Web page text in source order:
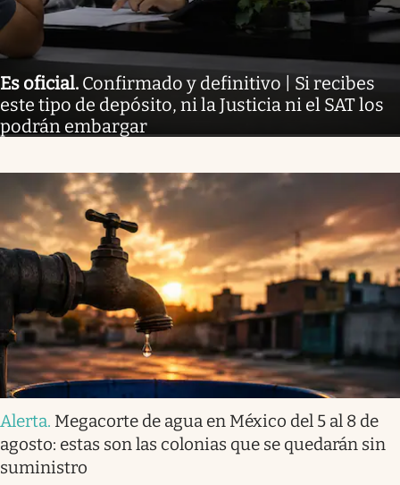
Es oficial. Confirmado y definitivo | Si recibes
este tipo de depósito, ni la Justicia ni el SAT los
podrán embargar
Alerta. Megacorte de agua en México del 5 al 8 de
agosto: estas son las colonias que se quedarán sin
suministro